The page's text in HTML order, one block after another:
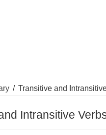
/ Transitive and
Intransitive